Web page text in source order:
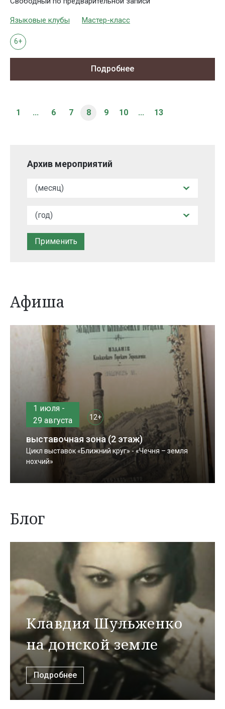
Языковые клубы Мастер-класс
6+
Подробнее
1 ... 6 7 8 9 10 ... 13
Архив мероприятий
Афиша
1 июля -
29 августа
12+
выставочная зона (2 этаж)
Цикл выставок «Ближний круг» - «Чечня – земля
нохчий»
Блог
Клавдия Шульженко
на донской земле
Подробнее